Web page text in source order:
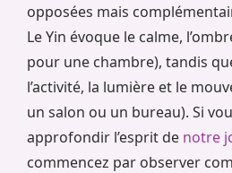
opposées mais
Le Yin évoque le calme,
pour une chambre), tandis
l’activité, la lumière et le
un salon ou un bureau). Si
approfondir l’esprit de notre
commencez par observer